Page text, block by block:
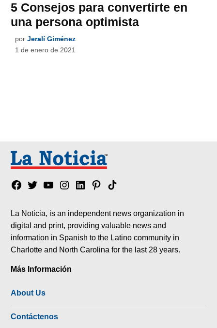
5 Consejos para convertirte en
una persona optimista
por Jeralí Giménez
1 de enero de 2021
Facebook
TwitterYouTubeInstagram
LinkedinPinterest
Tik
La Noticia, is an independent news organization in
digital and print, providing valuable news and
information in Spanish to the Latino community in
Charlotte and North Carolina for the last 28 years.
Más Información
About Us
Contáctenos